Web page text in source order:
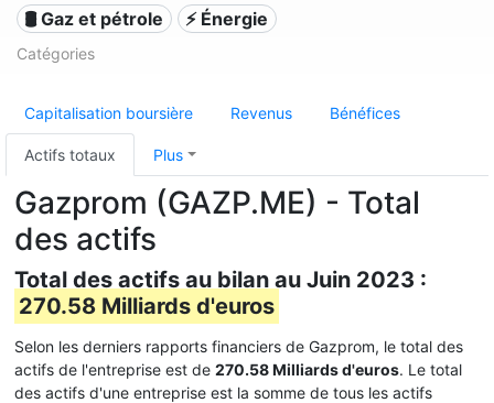
🛢 Gaz et pétrole ⚡ Énergie
Catégories
Capitalisation boursière Revenus Bénéfices
Actifs totaux Plus
Gazprom (GAZP.ME) - Total
des actifs
Total des actifs au bilan au Juin 2023 :
270.58 Milliards d'euros
Selon les derniers rapports financiers de Gazprom, le total des
actifs de l'entreprise est de 270.58 Milliards d'euros. Le total
des actifs d'une entreprise est la somme de tous les actifs